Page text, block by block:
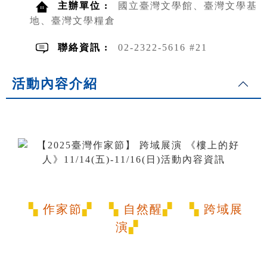
主辦單位 :
國立臺灣文學館、臺灣文學基
地、臺灣文學糧倉
聯絡資訊 : 02-2322-5616 #21
活動內容介紹
▚ 作家節▞ ▚ 自然醒▞ ▚ 跨域展
演▞